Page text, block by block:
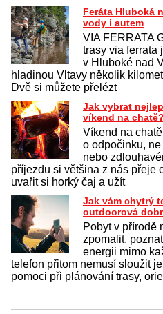
Feráta Hluboká
vody i autem
VIA FERRATA
trasy via ferrata
v Hluboké nad
hladinou Vltavy několik
Dvě si můžete přelézt
Jak vybrat
víkend na chatě?
Víkend na
o odpočinku,
nebo
příjezdu si většina z nás přeje
uvařit si horký čaj a užít
Jak vám chytrý
outdoorová
Pobyt v přírodě
zpomalit,
energii mimo
telefon přitom nemusí sloužit
pomoci při plánování trasy,